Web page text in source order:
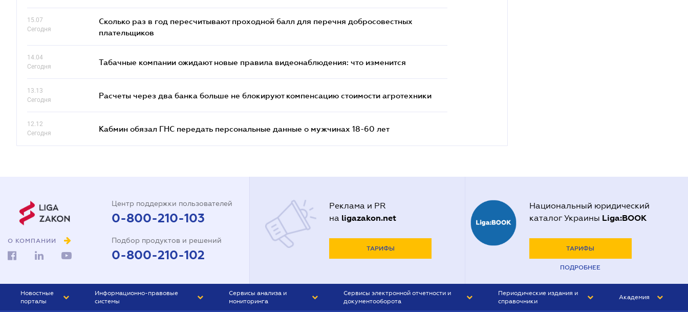
15.07
Сегодня
Сколько раз в год пересчитывают проходной балл для перечня добросовестных
плательщиков
14.04
Сегодня
Табачные компании ожидают новые правила видеонаблюдения: что изменится
13.13
Сегодня
Расчеты через два банка больше не блокируют компенсацию стоимости агротехники
12.12
Сегодня
Кабмин обязал ГНС передать персональные данные о мужчинах 18-60 лет
О КОМПАНИИ
Центр поддержки пользователей
0-800-210-103
Подбор продуктов и решений
0-800-210-102
Реклама и PR
на ligazakon.net
ТАРИФЫ
Национальный юридический
каталог Украины Liga:BOOK
ТАРИФЫ
ПОДРОБНЕЕ
Новостные
порталы
Информационно-правовые
системы
Сервисы анализа и
мониторинга
Сервисы электронной отчетности и
документооборота
Периодические издания и
справочники
Академия